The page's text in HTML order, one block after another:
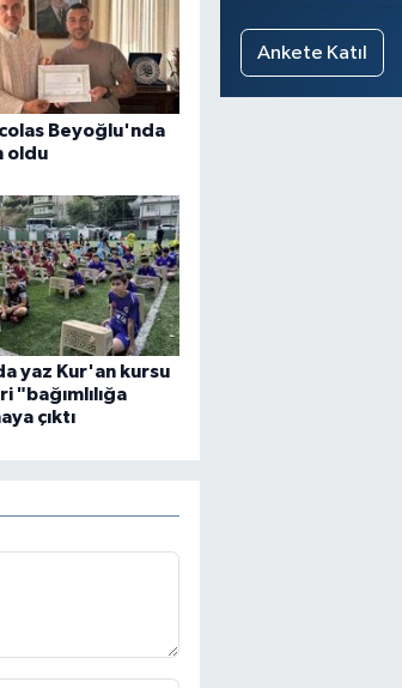
Beyoğlu'nda
oldu
yaz Kur'an kursu
"bağımlılığa
çıktı
Ankete Katıl